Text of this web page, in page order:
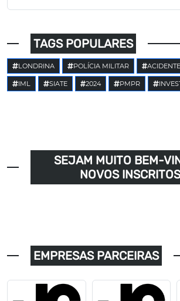
TAGS POPULARES
LONDRINA POLÍCIA MILITAR ACIDENTE
IML SIATE 2024 PMPR
SEJAM MUITO BEM-
NOVOS
EMPRESAS PARCEIRAS